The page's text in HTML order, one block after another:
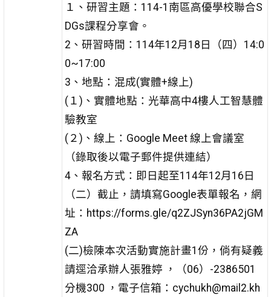
１、研習主題：114-1南區高優學校聯合S
DGs課程分享會。
2、研習時間：114年12月18日（四）14:0
0~17:00
3、地點：混成(實體+線上)
(１)、實體地點：光華高中4樓人工智慧體
驗教室
(２)、線上：Google Meet 線上會議室
（錄取後以電子郵件提供連結）
4、報名方式：即日起至114年12月16日
（二）截止，請填寫Google表單報名，網
址：https://forms.gle/q2ZJSyn36PA2jGM
ZA
(二)檢陳本次活動實施計畫1份，倘有疑義
請逕洽承辦人張雅婷 ，（06）-2386501
分機300 ，電子信箱：cychukh@mail2.kh